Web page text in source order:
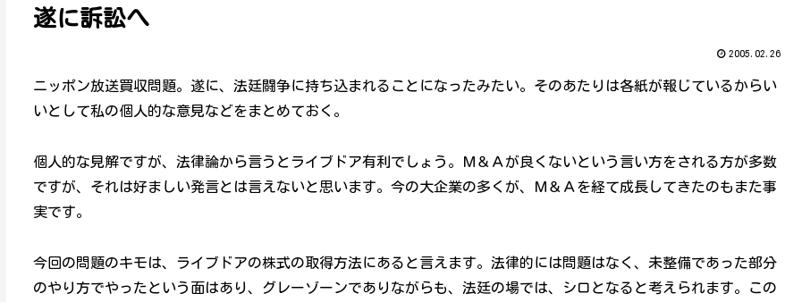
遂に訴訟へ
2005.02.26
ニッポン放送買収問題。遂に、法廷闘争に持ち込まれることになったみたい。そのあたりは各紙が報じているからい
いとして私の個人的な意見などをまとめておく。
個人的な見解ですが、法律論から言うとライブドア有利でしょう。Ｍ＆Ａが良くないという言い方をされる方が多数
ですが、それは好ましい発言とは言えないと思います。今の大企業の多くが、Ｍ＆Ａを経て成長してきたのもまた事
実です。
今回の問題のキモは、ライブドアの株式の取得方法にあると言えます。法律的には問題はなく、未整備であった部分
のやり方でやったという面はあり、グレーゾーンでありながらも、法廷の場では、シロとなると考えられます。この